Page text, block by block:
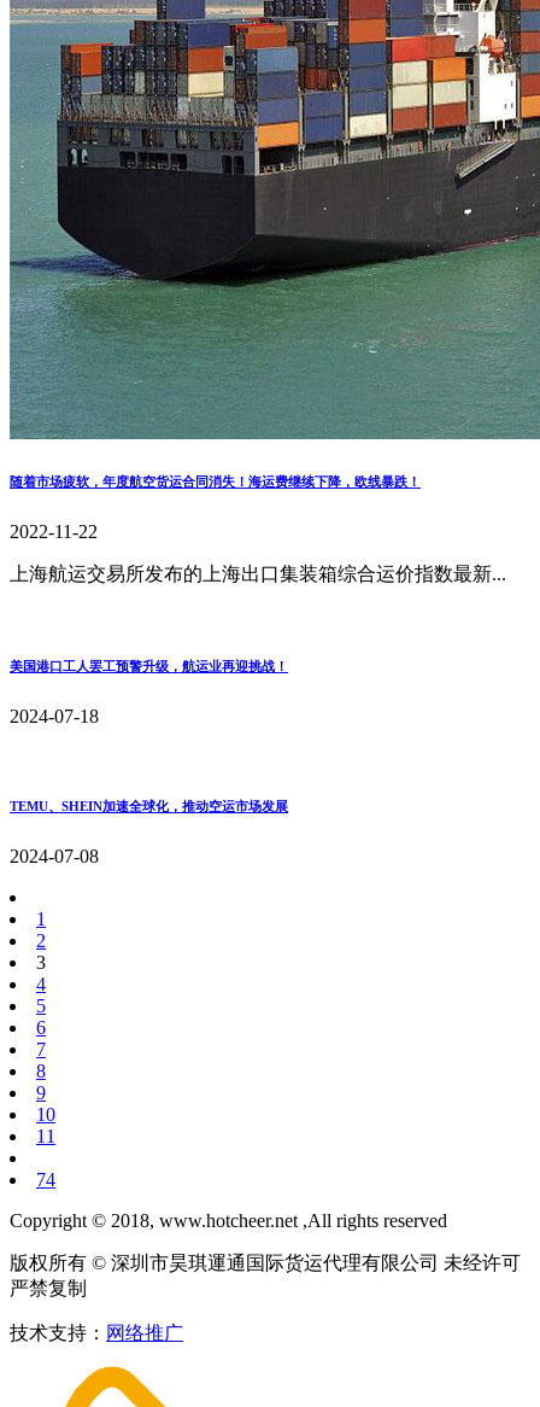
随着市场疲软，年度航空货运合同消失！海运费继续下降，欧线暴跌！
2022-11-22
上海航运交易所发布的上海出口集装箱综合运价指数最新...
美国港口工人罢工预警升级，航运业再迎挑战！
2024-07-18
TEMU、SHEIN加速全球化，推动空运市场发展
2024-07-08
1
2
3
4
5
6
7
8
9
10
11
74
Copyright © 2018, www.hotcheer.net ,All rights reserved
版权所有 © 深圳市昊琪運通国际货运代理有限公司 未经许可
严禁复制
技术支持： 网络推广